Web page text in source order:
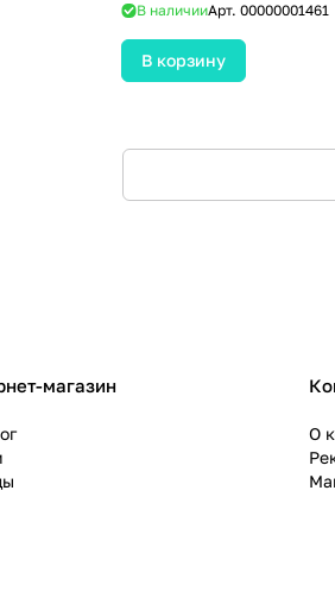
В наличииАрт. 00000001461
В корзину
магазин
О